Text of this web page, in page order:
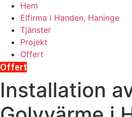
Hem
Elfirma i Handen, Haninge
Tjänster
Projekt
Offert
Offert
Installation